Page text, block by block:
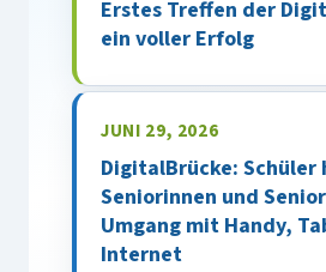
Erstes Treffen der
ein voller Erfolg
JUNI 29, 2026
DigitalBrücke: Schüler
Seniorinnen und
Umgang mit Handy,
Internet